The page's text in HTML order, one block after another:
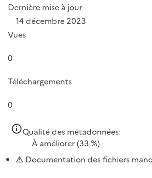
Dernière mise à jour
14 décembre 2023
Vues
0
Téléchargements
0
Qualité des métadonnées:
À améliorer(33 %)
Documentation des fichiers